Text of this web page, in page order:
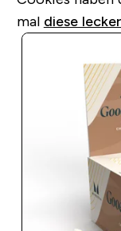
mal diese